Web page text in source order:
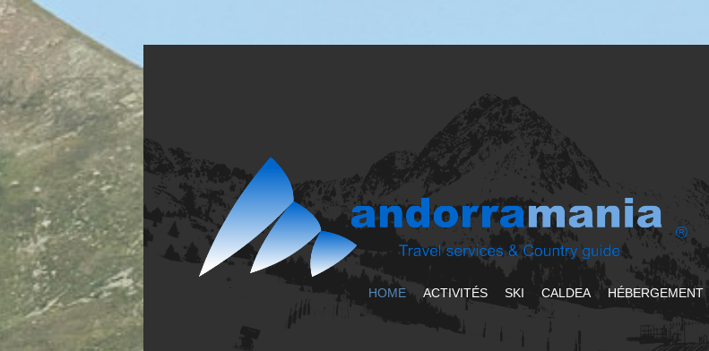
HOME ACTIVITÉS SKI CALDEA HÉBERGEMENT